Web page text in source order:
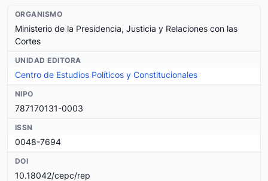
ORGANISMO
Ministerio de la Presidencia, Justicia y Relaciones con las
Cortes
UNIDAD EDITORA
Centro de Estudios Políticos y Constitucionales
NIPO
787170131-0003
ISSN
0048-7694
DOI
10.18042/cepc/rep